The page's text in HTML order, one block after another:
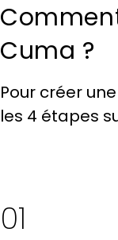
Cuma ?
Pour créer
les 4 étapes
01